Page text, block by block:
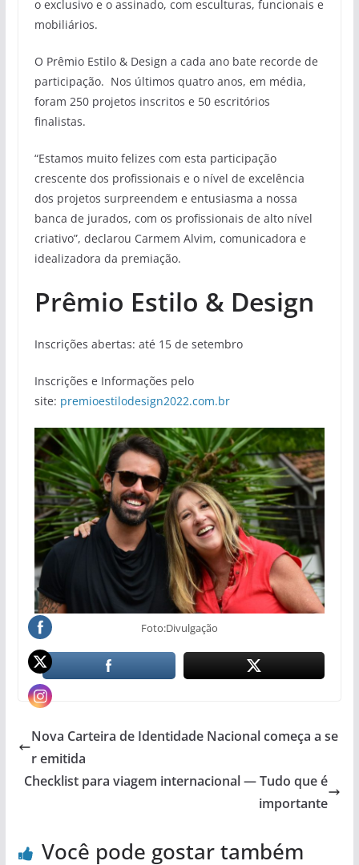
o exclusivo e o assinado, com esculturas, funcionais e
mobiliários.
O Prêmio Estilo & Design a cada ano bate recorde de
participação. Nos últimos quatro anos, em média,
foram 250 projetos inscritos e 50 escritórios
finalistas.
“Estamos muito felizes com esta participação
crescente dos profissionais e o nível de excelência
dos projetos surpreendem e entusiasma a nossa
banca de jurados, com os profissionais de alto nível
criativo”, declarou Carmem Alvim, comunicadora e
idealizadora da premiação.
Prêmio Estilo & Design
Inscrições abertas: até 15 de setembro
Inscrições e Informações pelo
site: premioestilodesign2022.com.br
Foto:Divulgação
Nova Carteira de Identidade Nacional começa a se
r emitida
Checklist para viagem internacional — Tudo que é
importante
Você pode gostar também